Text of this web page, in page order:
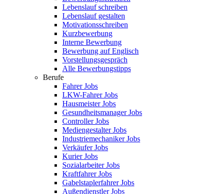
Lebenslauf schreiben
Lebenslauf gestalten
Motivationsschreiben
Kurzbewerbung
Interne Bewerbung
Bewerbung auf Englisch
Vorstellungsgespräch
Alle Bewerbungstipps
Berufe
Fahrer Jobs
LKW-Fahrer Jobs
Hausmeister Jobs
Gesundheitsmanager Jobs
Controller Jobs
Mediengestalter Jobs
Industriemechaniker Jobs
Verkäufer Jobs
Kurier Jobs
Sozialarbeiter Jobs
Kraftfahrer Jobs
Gabelstaplerfahrer Jobs
Außendienstler Jobs